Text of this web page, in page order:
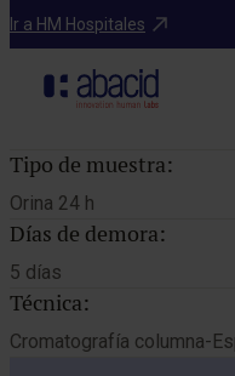
Ir a HM Hospitales
Catálogo de pruebas
Tipo de muestra:
Orina 24 h
Días de demora:
5 días
Técnica:
Cromatografía columna-